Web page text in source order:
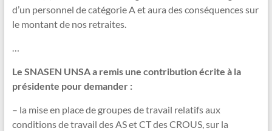
d’un personnel de catégorie A et aura des conséquences sur
le montant de nos retraites.
…
Le SNASEN UNSA a remis une contribution écrite à la
présidente pour demander :
– la mise en place de groupes de travail relatifs aux
conditions de travail des AS et CT des CROUS, sur la